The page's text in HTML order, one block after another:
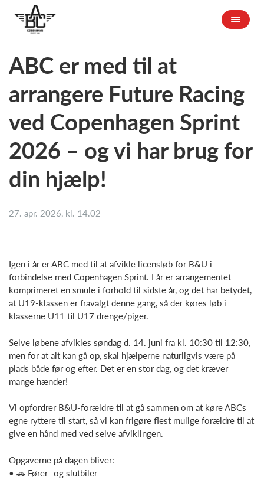
ABC er med til at
arrangere Future Racing
ved Copenhagen Sprint
2026 – og vi har brug for
din hjælp!
27. apr. 2026, kl. 14.02
Igen i år er ABC med til at afvikle licensløb for B&U i
forbindelse med Copenhagen Sprint. I år er arrangementet
komprimeret en smule i forhold til sidste år, og det har betydet,
at U19-klassen er fravalgt denne gang, så der køres løb i
klasserne U11 til U17 drenge/piger.
Selve løbene afvikles søndag d. 14. juni fra kl. 10:30 til 12:30,
men for at alt kan gå op, skal hjælperne naturligvis være på
plads både før og efter. Det er en stor dag, og det kræver
mange hænder!
Vi opfordrer B&U-forældre til at gå sammen om at køre ABCs
egne ryttere til start, så vi kan frigøre flest mulige forældre til at
give en hånd med ved selve afviklingen.
Opgaverne på dagen bliver:
• 🚗 Fører- og slutbiler